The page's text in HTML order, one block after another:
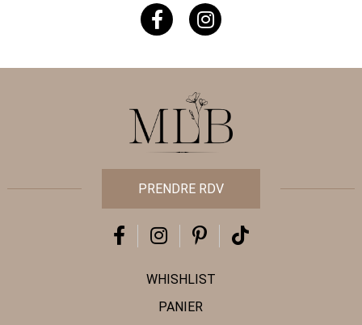
PRENDRE RDV
WHISHLIST
PANIER